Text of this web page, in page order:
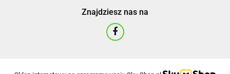
Znajdziesz nas na